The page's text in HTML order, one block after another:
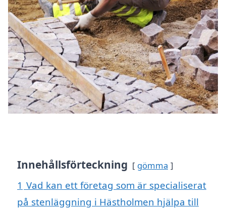
Innehållsförteckning gömma
1 Vad kan ett företag som är specialiserat
på stenläggning i Hästholmen hjälpa till